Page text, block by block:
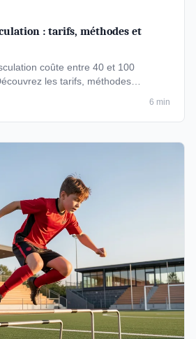
: tarifs, méthodes et
coûte entre 40 et 100
les tarifs, méthodes
6 min